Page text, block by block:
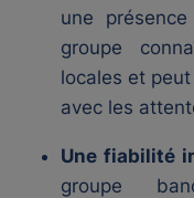
une
groupe
locales et
avec les
Une fiabilité
groupe